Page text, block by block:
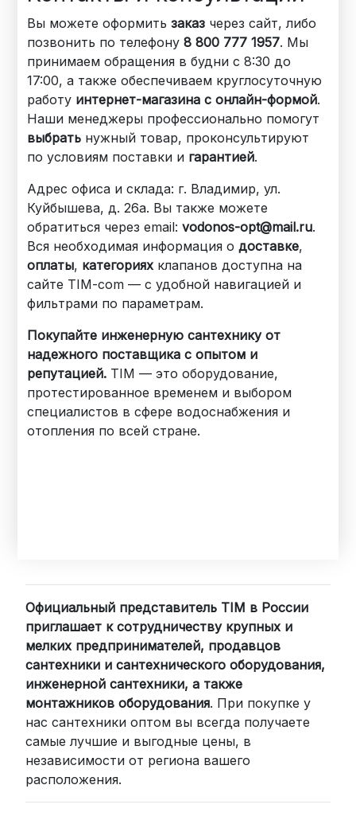
Вы можете оформитьзаказ через сайт, либо
позвонить по телефону8 800 777 1957. Мы
принимаем обращения в будни с 8:30 до
17:00, а также обеспечиваем круглосуточную
работу интернет-магазина с онлайн-формой.
Наши менеджеры профессионально помогут
выбрать нужный товар, проконсультируют
по условиям поставки и гарантией.
Адрес офиса и склада: г. Владимир, ул.
Куйбышева, д. 26а. Вы также можете
обратиться через email:vodonos-opt@mail.ru.
Вся необходимая информация одоставке,
оплаты, категориях клапанов доступна на
сайте TIM-com — с удобной навигацией и
фильтрами по параметрам.
Покупайте инженерную сантехнику от
надежного поставщика с опытом и
репутацией. TIM — это оборудование,
протестированное временем и выбором
специалистов в сфере водоснабжения и
отопления по всей стране.
Официальный представитель TIM в России
приглашает к сотрудничеству крупных и
мелких предпринимателей, продавцов
сантехники и сантехнического оборудования,
инженерной сантехники, а также
монтажников оборудования. При покупке у
нас сантехники оптом вы всегда получаете
самые лучшие и выгодные цены, в
независимости от региона вашего
расположения.